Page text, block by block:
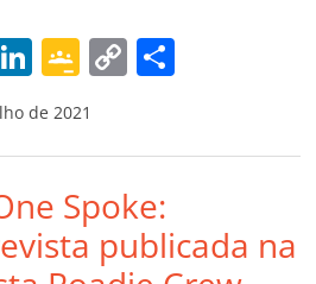
m
Li
n
k
e
dI
n
G
o
o
gl
e
Cl
C
y
Li
n
p
til
de 2021
Spoke:
publicada na